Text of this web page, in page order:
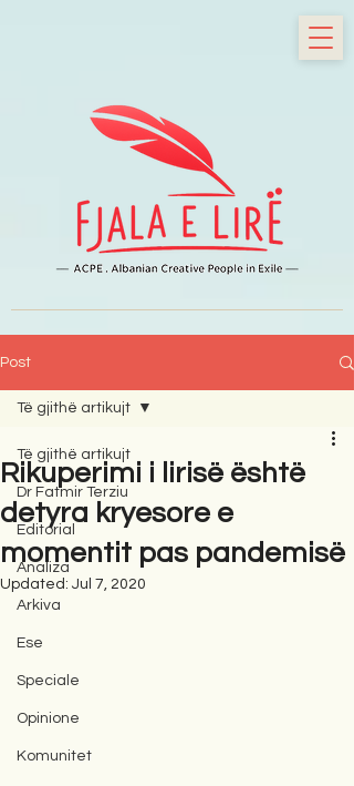
Post
Të gjithë artikujt
Dr Fatmir Terziu
Editorial
Analiza
Arkiva
Ese
Speciale
Opinione
Komunitet
Të gjithë artikujt
Rikuperimi i lirisë është
detyra kryesore e
momentit pas pandemisë
Updated: Jul 7, 2020